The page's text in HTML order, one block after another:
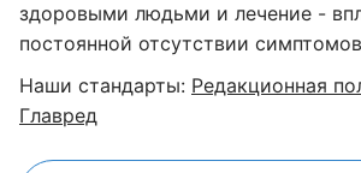
здоровыми людьми и лечение -
постоянной отсутствии
Наши стандарты: Редакционная
Главред